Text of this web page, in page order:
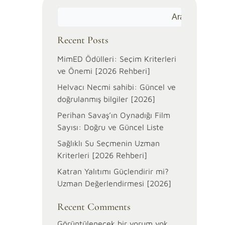
Ara
Recent Posts
MimED Ödülleri: Seçim Kriterleri
ve Önemi [2026 Rehberi]
Helvacı Necmi sahibi: Güncel ve
doğrulanmış bilgiler [2026]
Perihan Savaş’ın Oynadığı Film
Sayısı: Doğru ve Güncel Liste
Sağlıklı Su Seçmenin Uzman
Kriterleri [2026 Rehberi]
Katran Yalıtımı Güçlendirir mi?
Uzman Değerlendirmesi [2026]
Recent Comments